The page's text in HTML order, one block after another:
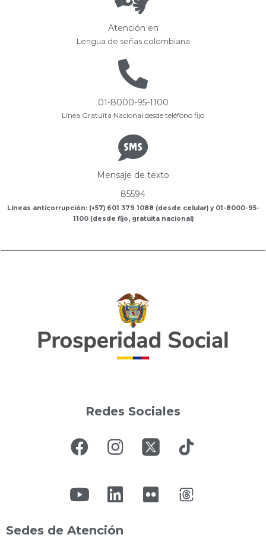
Atención en
Lengua de señas colombiana
01-8000-95-1100
Línea Gratuita Nacional desde teléfono fijo
Mensaje de texto
85594
Líneas anticorrupción: (+57) 601 379 1088 (desde celular) y 01-8000-95-
1100 (desde fijo, gratuita nacional)
Redes Sociales
Sedes de Atención